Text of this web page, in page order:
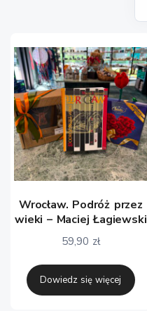
Wrocław. Podróż przez
wieki – Maciej Łagiewski
59,90 zł
Dowiedz się więcej